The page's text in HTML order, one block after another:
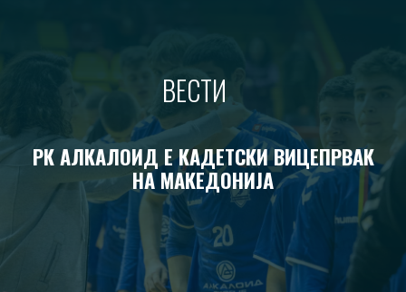
ВЕСТИ
РК АЛКАЛОИД Е КАДЕТСКИ ВИЦЕПРВАК
НА МАКЕДОНИЈА